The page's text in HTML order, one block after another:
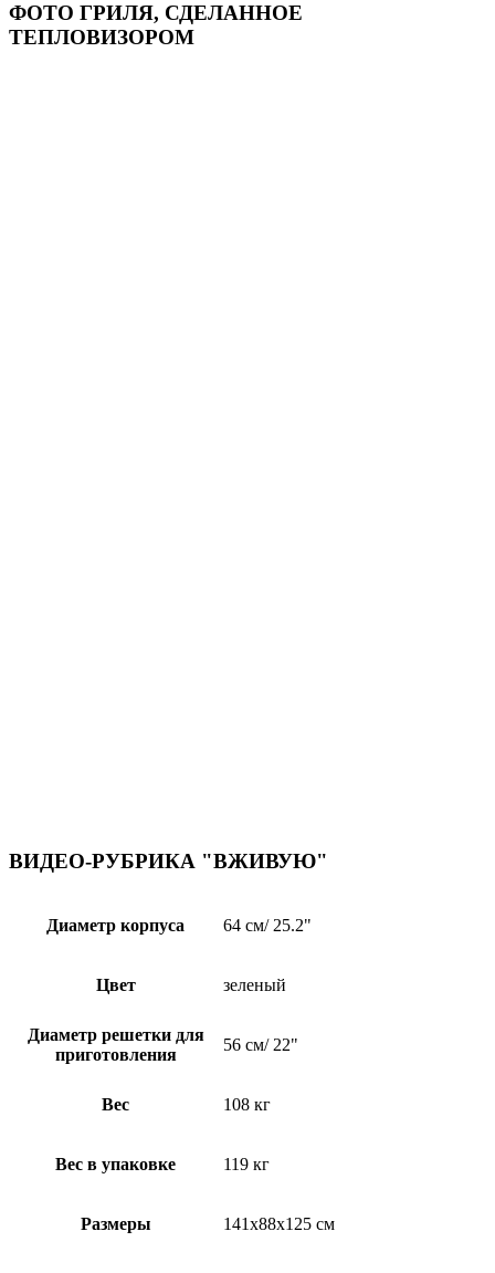
ФОТО ГРИЛЯ, СДЕЛАННОЕ
ТЕПЛОВИЗОРОМ
ВИДЕО-РУБРИКА "ВЖИВУЮ"
Диаметр корпуса 64 см/ 25.2"
Цвет зеленый
Диаметр решетки для
приготовления
56 см/ 22"
Вес 108 кг
Вес в упаковке 119 кг
Размеры 141х88х125 см